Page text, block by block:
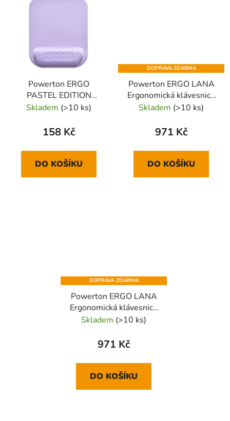
Powerton ERGO
PASTEL EDITION
Podložka pod myš a
pěny, fialová
Skladem (>10 ks)
158 Kč
DO KOŠÍKU
DOPRAVA ZDARMA
Powerton ERGO LANA
Ergonomická klávesnice
drátová (USB) CZ/SK,
Skladem (>10 ks)
971 Kč
DO KOŠÍKU
DOPRAVA ZDARMA
Powerton ERGO LANA
Ergonomická klávesnice
drátová (USB) US, černá
Skladem (>10 ks)
971 Kč
DO KOŠÍKU